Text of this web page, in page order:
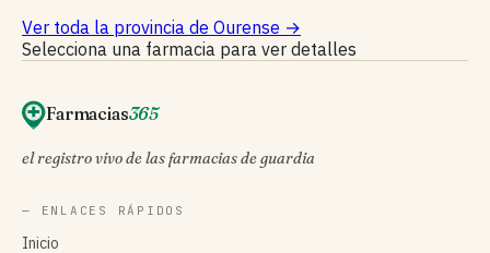
Ver toda la provincia de Ourense →
Selecciona una farmacia para ver detalles
Farmacias365
el registro vivo de las farmacias de guardia
— ENLACES RÁPIDOS
Inicio